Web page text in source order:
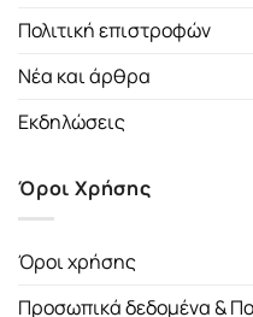
Πολιτική επιστροφών
Νέα και άρθρα
Εκδηλώσεις
Όροι Χρήσης
Όροι χρήσης
Προσωπικά δεδομένα &